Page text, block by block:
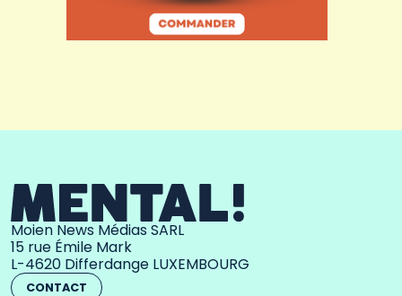
Moien News Médias SARL
15 rue Émile Mark
L-4620 Differdange LUXEMBOURG
CONTACT